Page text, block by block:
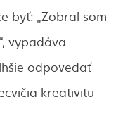
byť: „Zobral som
vypadáva.
odpovedať
kreativitu